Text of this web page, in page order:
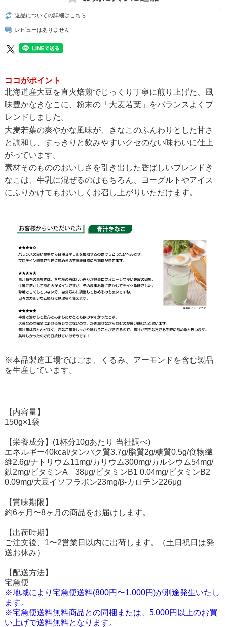
返品についての詳細はこちら
レビューはありません
ココがポイント
北海道産大豆を直火焙煎でじっくり丁寧に煎り上げた、風
味豊かなきなこに、粉末の「大麦若葉」をバランスよくブ
レンドしました。
大麦若葉の爽やかな風味が、きなこのふんわりとした甘さ
と調和し、すっきりと飲みやすいクセのない味わいに仕上
がっています。
素材そのもののおいしさを引き出した香ばしいブレンドき
なこは、牛乳に混ぜるのはもちろん、ヨーグルトやアイス
にふりかけてもおいしくお召し上がりいただけます。
※本品製造工場ではごま、くるみ、アーモンドを含む製品
を生産しています。
【内容量】
150g×1袋
【栄養成分】(1杯分10gあたり 当社調べ)
エネルギー40kcal/タンパク質3.7g/脂質2g/糖質0.5g/食物繊
維2.6g/ナトリウム11mg/カリウム300mg/カルシウム54mg/
鉄2mg/ビタミンA 38μg/ビタミンB1 0.04mg/ビタミンB2
0.09mg/大豆イソフラボン23mg/β-カロテン226μg
【賞味期限】
約6ヶ月〜8ヶ月の商品をお届けします。
【出荷時期】
ご注文後、1〜2営業日以内に出荷します。（土日祝日は発
送お休み）
【配送方法】
宅急便
※地域により宅急便送料(800円〜1,000円)が別途発生いたし
ます。
※宅急便送料無料商品との同梱または、5,000円以上のお買
い上げで送料無料となります。